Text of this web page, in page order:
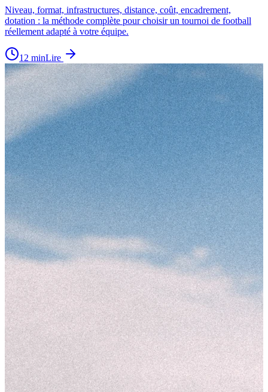
Niveau, format, infrastructures, distance, coût, encadrement,
dotation : la méthode complète pour choisir un tournoi de football
réellement adapté à votre équipe.
12 minLire